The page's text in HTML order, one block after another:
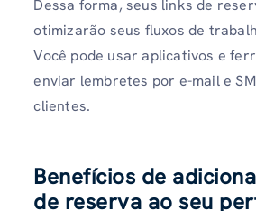
Dessa forma, seus links de
otimizarão seus fluxos de
Você pode usar aplicativos e
enviar lembretes por e-mail e
clientes.
Benefícios de
de reserva ao seu